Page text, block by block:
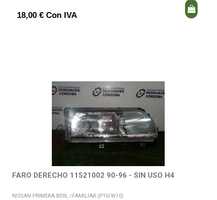
18,00 € Con IVA
FARO DERECHO 11521002 90-96 - SIN USO H4
NISSAN PRIMERA BERL./FAMILIAR (P10/W10)